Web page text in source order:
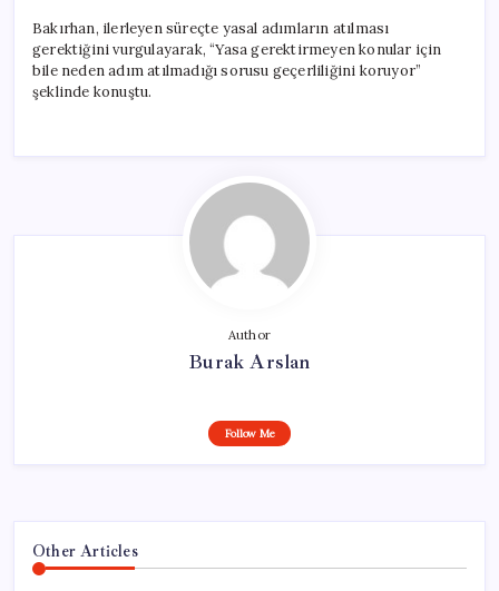
Bakırhan, ilerleyen süreçte yasal adımların atılması
gerektiğini vurgulayarak, “Yasa gerektirmeyen konular için
bile neden adım atılmadığı sorusu geçerliliğini koruyor”
şeklinde konuştu.
Author
Burak Arslan
Follow Me
Other Articles